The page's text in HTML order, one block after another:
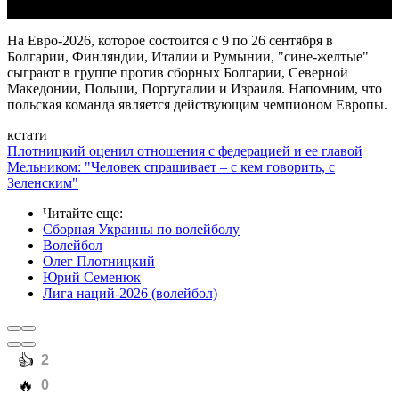
На Евро-2026, которое состоится с 9 по 26 сентября в
Болгарии, Финляндии, Италии и Румынии, "сине-желтые"
сыграют в группе против сборных Болгарии, Северной
Македонии, Польши, Португалии и Израиля. Напомним, что
польская команда является действующим чемпионом Европы.
кстати
Плотницкий оценил отношения с федерацией и ее главой
Мельником: "Человек спрашивает – с кем говорить, с
Зеленским"
Читайте еще:
Сборная Украины по волейболу
Волейбол
Олег Плотницкий
Юрий Семенюк
Лига наций-2026 (волейбол)
️👍 2
️🔥 0